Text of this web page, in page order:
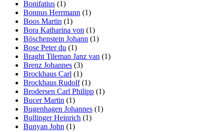
Bonifatius (1)
Bonnus Herrmann (1)
Boos Martin (1)
Bora Katharina von (1)
Böschenstein Johann (1)
Bose Peter du (1)
Braght Tileman Janz van (1)
Brenz Johannes (3)
Brockhaus Carl (1)
Brockhaus Rudolf(1)
Brodersen Carl Philipp (1)
Bucer Martin (1)
Bugenhagen Johannes (1)
Bullinger Heinrich (1)
Bunyan John (1)